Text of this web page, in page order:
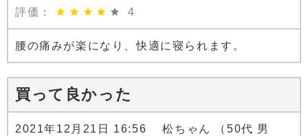
評価：
4
腰の痛みが楽になり、快適に寝られます。
買って良かった
2021年12月21日 16:56 松ちゃん （50代 男